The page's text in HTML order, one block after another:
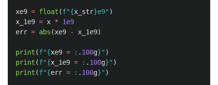
xe9 = float (f"{x_str}e9" )
x_1e9 = x *
1e9
err = abs (xe9 - x_1e9)
print (f"{xe9 = : . 100g}" )
print (f"{x_1e9 = : . 100g}" )
print (f"{err = : . 100g}" )